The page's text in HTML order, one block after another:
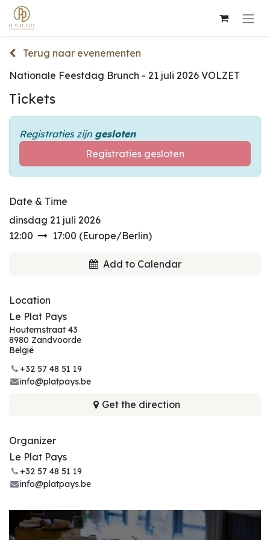
Terug naar evenementen
Nationale Feestdag Brunch - 21 juli 2026 VOLZET
Tickets
Registraties zijn gesloten
Registraties gesloten
Date & Time
dinsdag 21 juli 2026
12:00
17:00 (Europe/Berlin)
Add to Calendar
Location
Le Plat Pays
Houtemstraat 43
8980 Zandvoorde
België
+32 57 48 51 19
info@platpays.be
Get the direction
Organizer
Le Plat Pays
+32 57 48 51 19
info@platpays.be